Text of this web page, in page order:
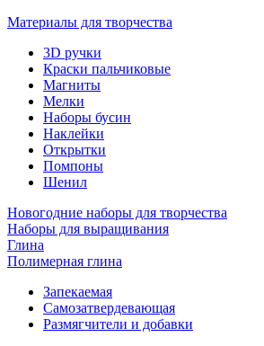
Материалы для творчества
3D ручки
Краски пальчиковые
Магниты
Мелки
Наборы бусин
Наклейки
Открытки
Помпоны
Шенил
Новогодние наборы для творчества
Наборы для выращивания
Глина
Полимерная глина
Запекаемая
Самозатвердевающая
Размягчители и добавки